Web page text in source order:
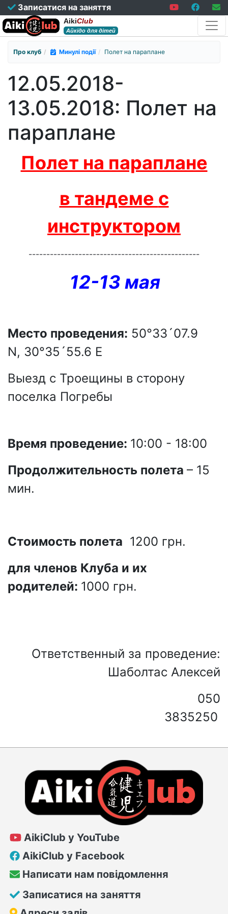
Записатися на заняття
AikiClub
Айкідо для дітей
Про клуб Минулі події Полет на параплане
12.05.2018-
13.05.2018: Полет на
параплане
Полет на параплане
в тандеме с
инструктором
------------------------------------------------
12-13 мая
Место проведения: 50°33´07.9
N, 30°35´55.6 E
Выезд с Троещины в сторону
поселка Погребы
Время проведение: 10:00 - 18:00
Продолжительность полета – 15
мин.
Стоимость полета 1200 грн.
для членов Клуба и их
родителей: 1000 грн.
Ответственный за проведение:
Шаболтас Алексей
050
3835250
AikiClub у YouTube
AikiClub у Facebook
Написати нам повідомлення
Записатися на заняття